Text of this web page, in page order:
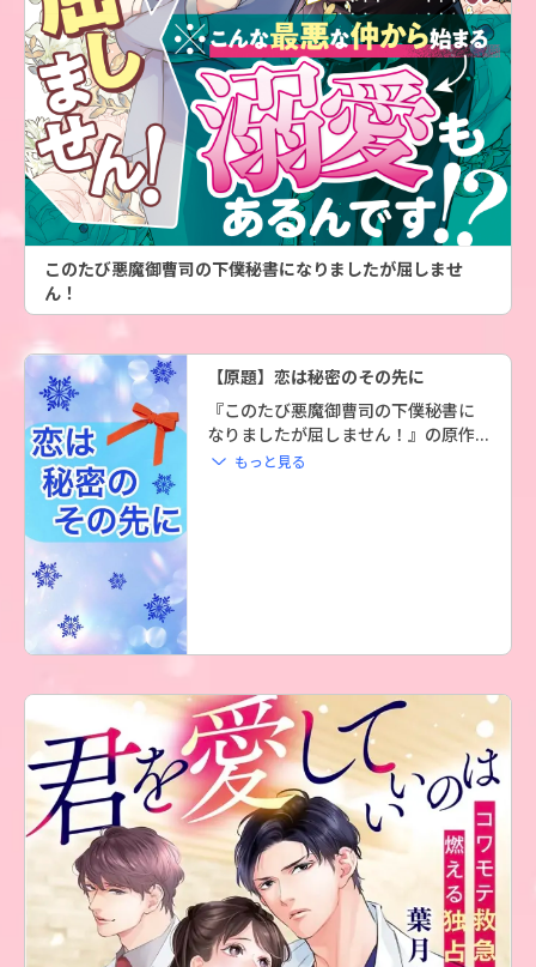
このたび悪魔御曹司の下僕秘書になりましたが屈しませ
ん！
【原題】恋は秘密のその先に
『このたび悪魔御曹司の下僕秘書に
もっと見る